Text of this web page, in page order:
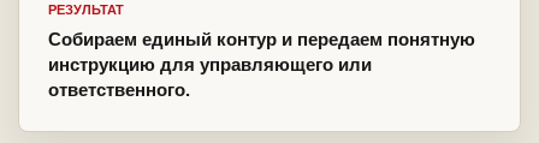
РЕЗУЛЬТАТ
Собираем единый контур и передаем понятную
инструкцию для управляющего или
ответственного.